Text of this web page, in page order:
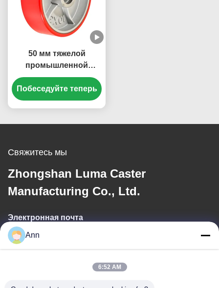
50 мм тяжелой
промышленной
колонны паллетный
грузовик рулевое
колесо PU твердость
грузоподъемность
Побеседуйте теперь
Свяжитесь мы
Zhongshan Luma Caster
Manufacturing Co., Ltd.
Электронная почта
ann@industrialwheelcasters.com
Ann
6:52 AM